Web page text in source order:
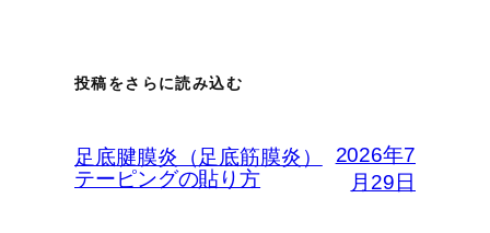
投稿をさらに読み込む
足底腱膜炎（足底筋膜炎）
テーピングの貼り方
2026年7
月29日